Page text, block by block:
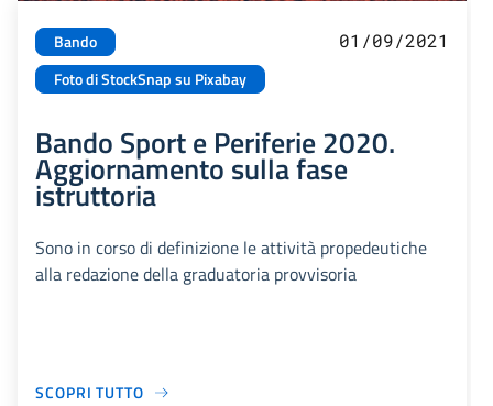
Bando
Foto di StockSnap su Pixabay
01/09/2021
Bando Sport e Periferie 2020.
Aggiornamento sulla fase
istruttoria
Sono in corso di definizione le attività propedeutiche
alla redazione della graduatoria provvisoria
SCOPRI TUTTO